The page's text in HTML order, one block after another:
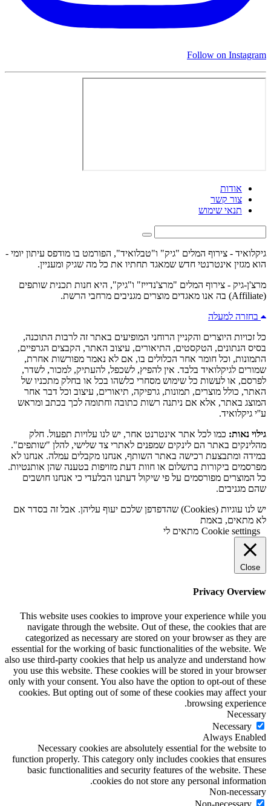
Follow on Instagram
אודות
צור קשר
תנאי שימוש
גיקלואיד - צירוף המלים "גיק" ו"טבלואיד", הפורמט בו מודפס עיתון יומי -
הוא מגזין אינטרנטי חדש שמאגד תחתיו את כל מה שגיק ומעניין.
מרצ'ן-גיק - צירוף המלים "מרצ'נדייז" ו"גיק", היא חנות תכנית שותפים
(Affiliate) בה אנו מאגדים מוצרים מגניבים מרחבי הרשת.
בחזרה למעלה
כל זכויות היוצרים והקניין הרוחני המופיעים באתר זה לרבות התוכנה,
בסיס הנתונים, הטקסטים, התיאורים, עיצוב האתר, הקבצים הגרפיים,
התמונות, וכל חומר אחר הכלולים בו, אם לא נאמר מפורשות אחרת,
שמורים לגיקלואיד בלבד. אין להפיץ, לשכפל, להעתיק, למכור, לשדר,
לפרסם, או לעשות כל שימוש מסחרי כלשהו בכל או בחלק מתכניו של
האתר, כולל מוצרים, תמונות, גרפיקה, תיאורים, עיצוב וכל דבר אחר
המוצג באתר, אלא אם ניתנה רשות כתובה וחתומה לכך בכתב ומראש
ע''י גיקלואיד.
גילוי נאות: כמו לכל אתר אינטרנט אחר, יש לנו עלויות תפעול. חלק
מהלינקים באתר הם לינקים שמפנים לאתרי צד שלישי, להלן "שותפים".
במידה ומתבצעת רכישה באתר השותף, אנחנו מקבלים עמלה. אנחנו לא
מפרסמים ביקורות בתשלום או חוות דעת מזויפות בטענה שהן אותנטיות.
כל המוצרים מפורסמים על פי שיקול דעתנו הבלעדי כי אנחנו חושבים
שהם מגניבים.
יש לנו עוגיות (Cookies) שהדפדפן שלכם יעוף עליהן. אבל זה בסדר אם
לא מתאים, באמת
Cookie settings מתאים לי
Close
Privacy Overview
This website uses cookies to improve your experience while you
navigate through the website. Out of these, the cookies that are
categorized as necessary are stored on your browser as they are
essential for the working of basic functionalities of the website. We
also use third-party cookies that help us analyze and understand how
you use this website. These cookies will be stored in your browser
only with your consent. You also have the option to opt-out of these
cookies. But opting out of some of these cookies may affect your
browsing experience.
Necessary
Necessary
Always Enabled
Necessary cookies are absolutely essential for the website to
function properly. This category only includes cookies that ensures
basic functionalities and security features of the website. These
cookies do not store any personal information.
Non-necessary
Non-necessary